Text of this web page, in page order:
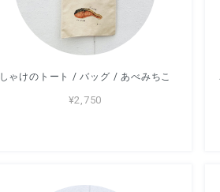
しゃけのトート / バッグ / あべみちこ
¥2,750